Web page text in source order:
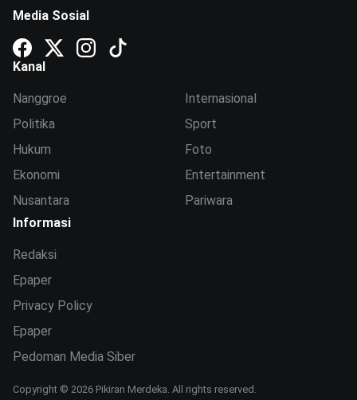
Media Sosial
Kanal
Nanggroe
Politika
Hukum
Ekonomi
Nusantara
Internasional
Sport
Foto
Entertainment
Pariwara
Informasi
Redaksi
Epaper
Privacy Policy
Epaper
Pedoman Media Siber
Copyright © 2026 Pikiran Merdeka. All rights reserved.